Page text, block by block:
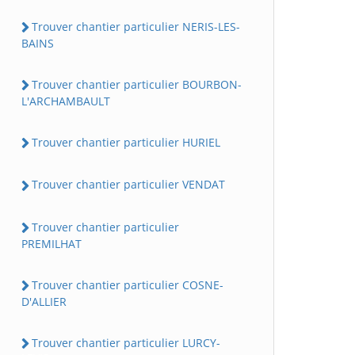
Trouver chantier particulier NERIS-LES-
BAINS
Trouver chantier particulier BOURBON-
L'ARCHAMBAULT
Trouver chantier particulier HURIEL
Trouver chantier particulier VENDAT
Trouver chantier particulier
PREMILHAT
Trouver chantier particulier COSNE-
D'ALLIER
Trouver chantier particulier LURCY-